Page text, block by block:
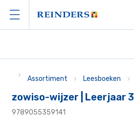
Assortiment Leesboeken
zowiso-wijzer | Leerjaar 3
9789055359141